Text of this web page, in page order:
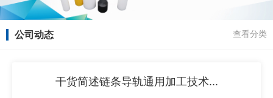
公司动态 查看分类
干货简述链条导轨通用加工技术...